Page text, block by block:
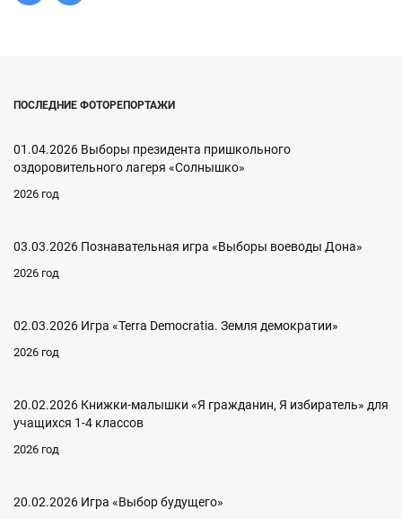
ПОСЛЕДНИЕ ФОТОРЕПОРТАЖИ
01.04.2026 Выборы президента пришкольного
оздоровительного лагеря «Солнышко»
2026 год
03.03.2026 Познавательная игра «Выборы воеводы Дона»
2026 год
02.03.2026 Игра «Terra Democratia. Земля демократии»
2026 год
20.02.2026 Книжки-малышки «Я гражданин, Я избиратель» для
учащихся 1-4 классов
2026 год
20.02.2026 Игра «Выбор будущего»